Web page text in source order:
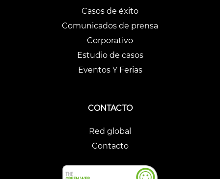
Casos de éxito
Comunicados de prensa
Corporativo
Estudio de casos
Eventos Y Ferias
CONTACTO
Red global
Contacto